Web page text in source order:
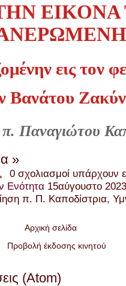
εις τον
Βανάτου
Παναγιώτου
»
0 σχολιασμοί υπάρχουν
Ενότητα 15αύγουστο
π. Π. Καποδίστρια,
Αρχική σελίδα
Προβολή έκδοσης κινητού
(Atom)